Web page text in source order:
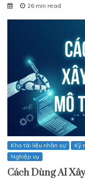
26 min read
Kho tài liệu nhân sự Kỹ
Nghiệp vụ
Cách Dùng AI